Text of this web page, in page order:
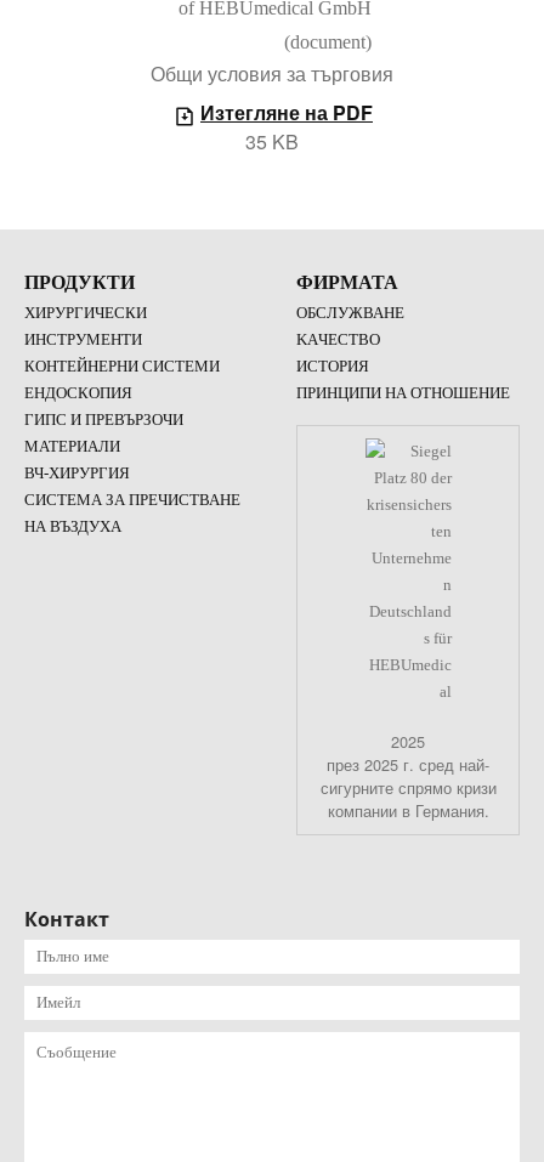
Общи условия за търговия
Изтегляне на PDF
35 KB
ПРОДУКТИ
ХИРУРГИЧЕСКИ
ИНСТРУМЕНТИ
КОНТЕЙНЕРНИ СИСТЕМИ
ЕНДОСКОПИЯ
ГИПС И ПРЕВЪРЗОЧИ
МАТЕРИАЛИ
ВЧ-ХИРУРГИЯ
СИСТЕМА ЗА ПРЕЧИСТВАНЕ
НА ВЪЗДУХА
ФИРМАТА
ОБСЛУЖВАНЕ
KAЧЕСТВО
ИСТОРИЯ
ПРИНЦИПИ НА ОТНОШЕНИЕ
2025
през 2025 г. сред най-
сигурните спрямо кризи
компании в Германия.
Контакт